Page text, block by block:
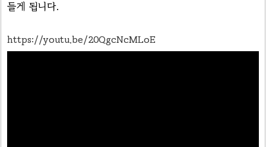
들게 됩니다.
https://youtu.be/20QgcNcMLoE